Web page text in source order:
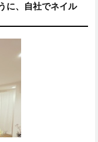
に、自社でネイル